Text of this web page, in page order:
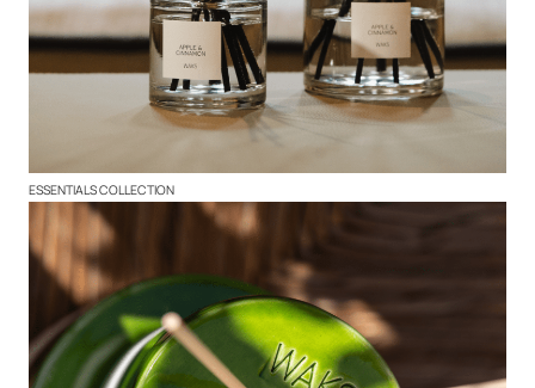
ESSENTIALS COLLECTION